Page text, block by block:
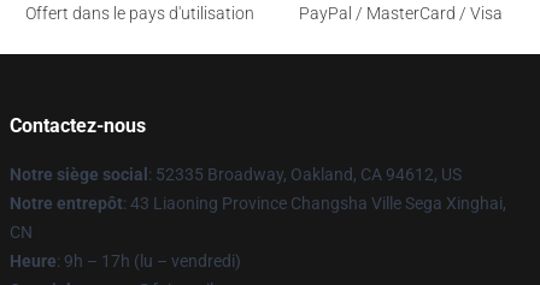
Offert dans le pays d'utilisation
PayPal / MasterCard / Visa
Contactez-nous
Notre siège social : 52335 Broadway, Oakland, CA 94612, US
Notre entrepôt: 43 Liaoning Province Changsha Ville Sega Xinghai,
CN
Heure: 9h – 17h (lu – vendredi)